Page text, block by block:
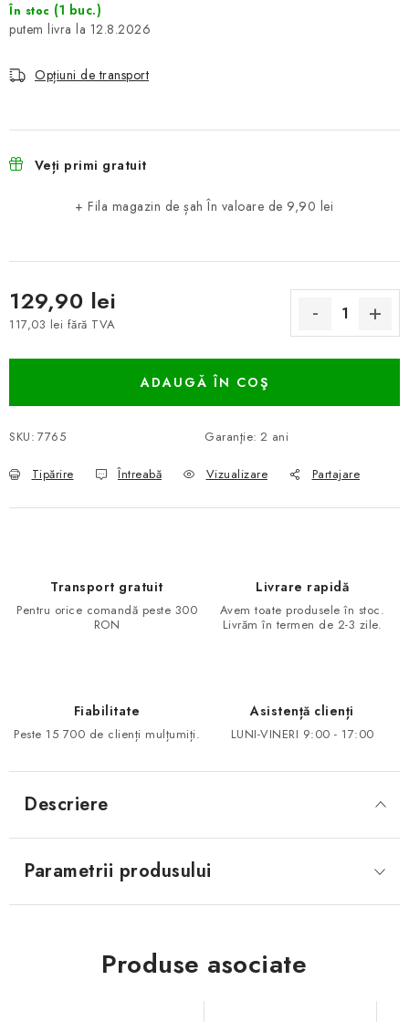
În stoc (1 buc.)
12.8.2026
Opțiuni de transport
Veți primi gratuit
+ Fila magazin de șahÎn valoare de 9,90 lei
129,90 lei
117,03 lei fără TVA
ADAUGĂ ÎN COŞ
SKU: 7765 Garanţie: 2 ani
Tipărire Întreabă Vizualizare Partajare
Transport gratuit
Pentru orice comandă peste 300
RON
Livrare rapidă
Avem toate produsele în stoc.
Livrăm în termen de 2-3 zile.
Fiabilitate
Peste 15 700 de clienți mulțumiți.
Asistență clienți
LUNI-VINERI 9:00 - 17:00
Descriere
Parametrii produsului
Produse asociate